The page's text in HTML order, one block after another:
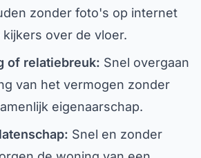
zonder foto's op internet
over de vloer.
of relatiebreuk: Snel overgaan
van het vermogen zonder
eigenaarschap.
Snel en zonder